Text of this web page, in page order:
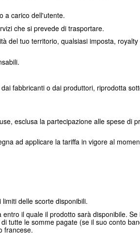
a carico dell'utente.
che si prevede di trasportare.
del tuo territorio, qualsiasi imposta,
fabbricanti o dai produttori, riprodotta
esclusa la partecipazione alle spese di
ad applicare la tariffa in vigore al
delle scorte disponibili.
il quale il prodotto sarà disponibile.
tutte le somme pagate (se il suo conto
francese.